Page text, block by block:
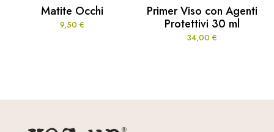
Matite Occhi
9,50 €
Primer Viso con Agenti
Protettivi 30 ml
34,00 €